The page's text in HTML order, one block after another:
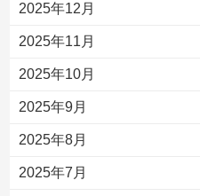
2025年12月
2025年11月
2025年10月
2025年9月
2025年8月
2025年7月